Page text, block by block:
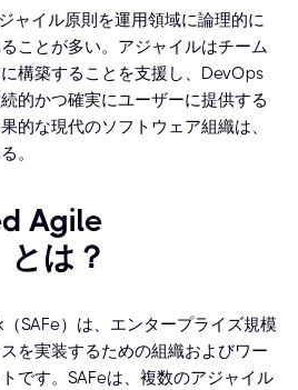
ャイル原則を運用領域に論理的に
ことが多い。アジャイルはチーム
構築することを支援し、DevOps
的かつ確実にユーザーに提供する
的な現代のソフトウェア組織は、
。
Agile
は？
SAFe）は、エンタープライズ規模
を実装するための組織およびワー
です。SAFeは、複数のアジャイル